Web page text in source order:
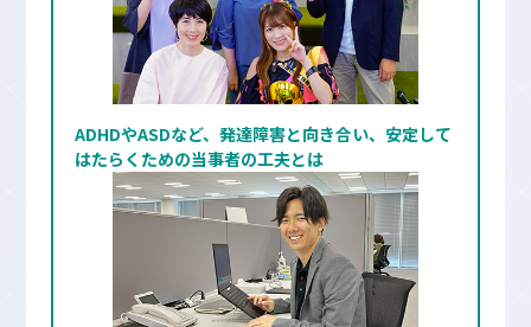
ADHDやASDなど、発達障害と向き合い、安定して
はたらくための当事者の工夫とは